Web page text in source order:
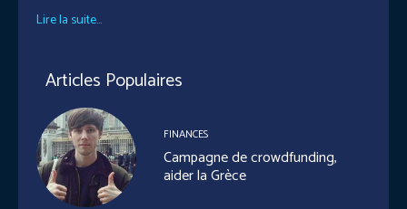
Lire la suite...
Articles Populaires
FINANCES
Campagne de crowdfunding,
aider la Grèce